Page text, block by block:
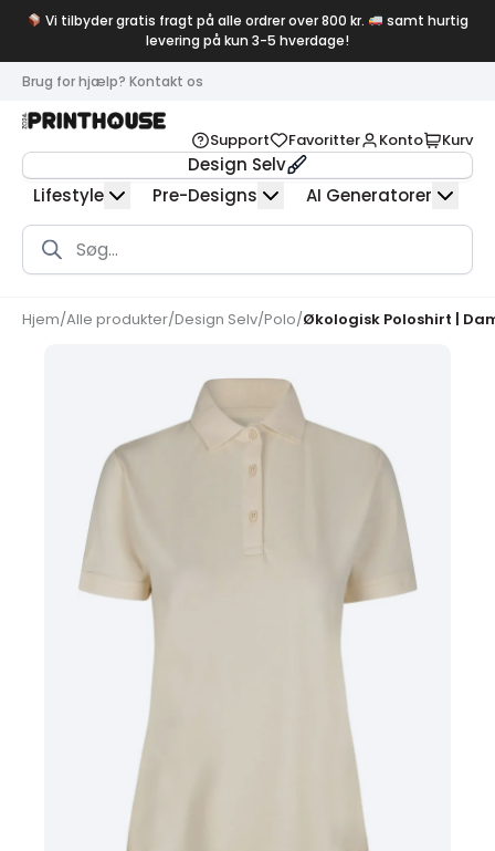
Vi tilbyder gratis fragt på alle ordrer over 800 kr.
samt hurtig
levering på kun 3-5 hverdage!
Brug for hjælp? Kontakt os
Support Favoritter Konto Kurv
Design Selv
Lifestyle
Pre-Designs AI Generatorer
Products
search
Hjem/Alle produkter/Design Selv/Polo/Økologisk Poloshirt |